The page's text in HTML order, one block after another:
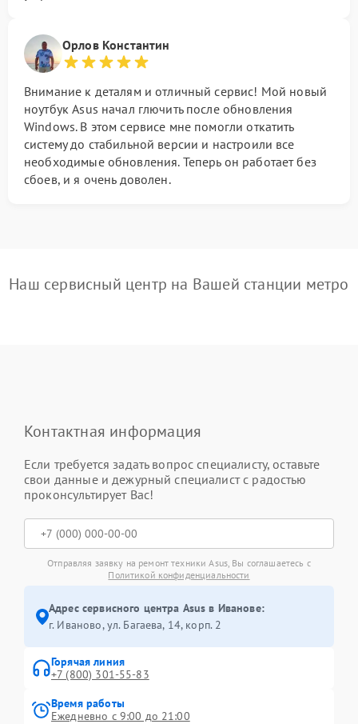
Орлов Константин
Внимание к деталям и отличный сервис! Мой новый
ноутбук Asus начал глючить после обновления
Windows. В этом сервисе мне помогли откатить
систему до стабильной версии и настроили все
необходимые обновления. Теперь он работает без
сбоев, и я очень доволен.
Наш сервисный центр на Вашей станции метро
Контактная информация
Если требуется задать вопрос специалисту, оставьте
свои данные и дежурный специалист с радостью
проконсультирует Вас!
Отправляя заявку на ремонт техники Asus, Вы соглашаетесь с
Политикой конфиденциальности
Адрес сервисного центра Asus в Иванове:
г. Иваново, ул. Багаева, 14, корп. 2
Горячая линия
+7 (800) 301-55-83
Время работы
Ежедневно с 9:00 до 21:00